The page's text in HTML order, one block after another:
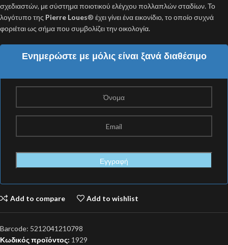
σχεδιαστών, με σύστημα ποιοτικού ελέγχου πολλαπλών σταδίων. Το
λογότυπο της Pierre Loues® έχει γίνει ένα εικονίδιο, το οποίο συχνά
φοριέται ως σήμα που συμβολίζει την οικολογία.
Ενημερώστε με μόλις είναι ξανά διαθέσιμο
Add to compare Add to wishlist
Barcode: 5212041210798
Κωδικός προϊόντος: 1929